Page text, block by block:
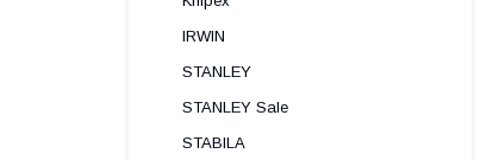
IRWIN
STANLEY
STANLEY Sale
STABILA